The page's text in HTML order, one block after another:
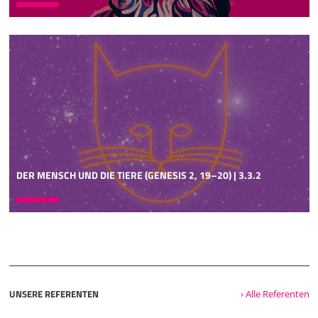
wird, denn er wird nie direkt
03:05
angesprochen, sondern es wird nur über ihn in der dritten
Person gesprochen. Inhaltlich geht es also um die Liebe.
Und wenn Sie das so lesen, dann merken Sie, dass der
liebende Mann und die liebende Frau sich gegeneinander
ansingen, also nicht miteinander singen, sondern die
singen sich gegenseitig an. Das ist wie im Musical. Wenn
Sie heute nach Hamburg fahren zum Musical, dann singen
die sich ja auch an, und es gibt ab und zu mal ein Duett.
Aber genau das gibt es im Hohelied dann halt nicht. Was
es auch gibt, auch wie im Musical, ist ein Chor. Der Chor
begleitet die beiden Solisten und unterstützt mit dem, was
er singt, dann letzten Endes das, was der Solist oder die
Wechsel, also nicht im Duett, im Wechsel.
DER MENSCH UND DIE TIERE (GENESIS 2, 19–20) | 3.3.2
UNSERE REFERENTEN › Alle Referenten